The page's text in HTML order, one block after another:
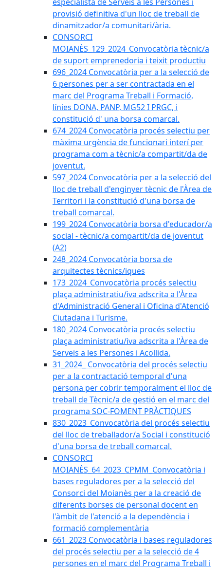
provisió definitiva d'un lloc de treball de
dinamitzador/a comunitari/ària.
CONSORCI
MOIANÈS_129_2024_Convocatòria tècnic/a
de suport emprenedoria i teixit productiu
696_2024 Convocatòria per a la selecció de
6 persones per a ser contractada en el
marc del Programa Treball i Formació,
línies DONA, PANP, MG52 I PRGC, i
constitució d' una borsa comarcal.
674_2024 Convocatòria procés selectiu per
màxima urgència de funcionari interí per
programa com a tècnic/a compartit/da de
joventut.
597_2024 Convocatòria per a la selecció del
lloc de treball d'enginyer tècnic de l'Àrea de
Territori i la constitució d'una borsa de
treball comarcal.
199_2024 Convocatòria borsa d'educador/a
social - tècnic/a compartit/da de joventut
(A2)
248_2024 Convocatòria borsa de
arquitectes tècnics/iques
173_2024_Convocatòria procés selectiu
plaça administratiu/iva adscrita a l'Àrea
d'Administració General i Oficina d'Atenció
Ciutadana i Turisme.
180_2024 Convocatòria procés selectiu
plaça administratiu/iva adscrita a l'Àrea de
Serveis a les Persones i Acollida.
31_2024_ Convocatòria del procés selectiu
per a la contractació temporal d'una
persona per cobrir temporalment el lloc de
treball de Tècnic/a de gestió en el marc del
programa SOC-FOMENT PRÀCTIQUES
830_2023_Convocatòria del procés selectiu
del lloc de treballador/a Social i constitució
d'una borsa de treball comarcal.
CONSORCI
MOIANÈS_64_2023_CPMM_Convocatòria i
bases reguladores per a la selecció del
Consorci del Moianès per a la creació de
diferents borses de personal docent en
l'àmbit de l'atenció a la dependència i
formació complementària
661_2023 Convocatòria i bases reguladores
del procés selectiu per a la selecció de 4
persones en el marc del Programa Treball i